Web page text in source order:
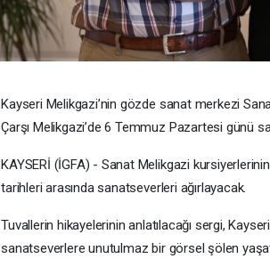
Kayseri Melikgazi’nin gözde sanat merkezi
Çarşı Melikgazi’de 6 Temmuz Pazartesi günü
KAYSERİ (İGFA) - Sanat Melikgazi
tarihleri arasında sanatseverleri ağırlayacak.
Tuvallerin hikayelerinin anlatılacağı sergi,
sanatseverlere unutulmaz bir görsel şölen